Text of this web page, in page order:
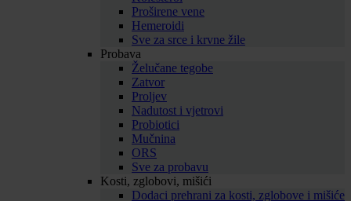
Proširene vene
Hemeroidi
Sve za srce i krvne žile
Probava
Želučane tegobe
Zatvor
Proljev
Nadutost i vjetrovi
Probiotici
Mučnina
ORS
Sve za probavu
Kosti, zglobovi, mišići
Dodaci prehrani za kosti, zglobove i mišiće